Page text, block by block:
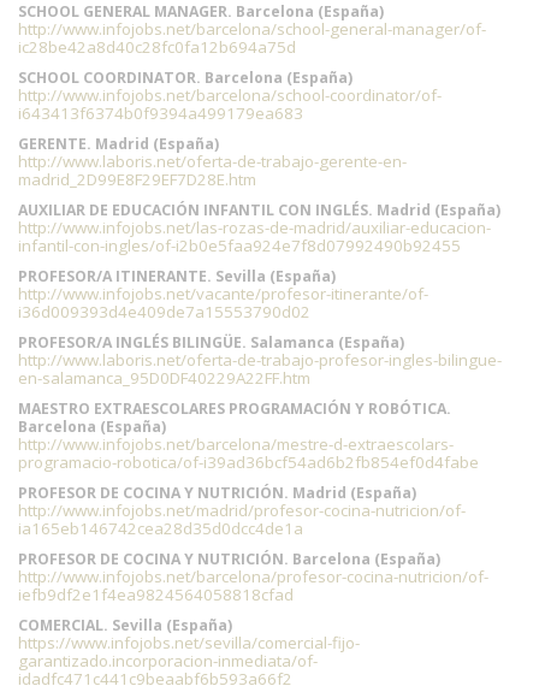
SCHOOL GENERAL MANAGER. Barcelona (España)
http://www.infojobs.net/barcelona/school-general-manager/of-
ic28be42a8d40c28fc0fa12b694a75d
SCHOOL COORDINATOR. Barcelona (España)
http://www.infojobs.net/barcelona/school-coordinator/of-
i643413f6374b0f9394a499179ea683
GERENTE. Madrid (España)
http://www.laboris.net/oferta-de-trabajo-gerente-en-
madrid_2D99E8F29EF7D28E.htm
AUXILIAR DE EDUCACIÓN INFANTIL CON INGLÉS. Madrid (España)
http://www.infojobs.net/las-rozas-de-madrid/auxiliar-educacion-
infantil-con-ingles/of-i2b0e5faa924e7f8d07992490b92455
PROFESOR/A ITINERANTE. Sevilla (España)
http://www.infojobs.net/vacante/profesor-itinerante/of-
i36d009393d4e409de7a15553790d02
PROFESOR/A INGLÉS BILINGÜE. Salamanca (España)
http://www.laboris.net/oferta-de-trabajo-profesor-ingles-bilingue-
en-salamanca_95D0DF40229A22FF.htm
MAESTRO EXTRAESCOLARES PROGRAMACIÓN Y ROBÓTICA.
Barcelona (España)
http://www.infojobs.net/barcelona/mestre-d-extraescolars-
programacio-robotica/of-i39ad36bcf54ad6b2fb854ef0d4fabe
PROFESOR DE COCINA Y NUTRICIÓN. Madrid (España)
http://www.infojobs.net/madrid/profesor-cocina-nutricion/of-
ia165eb146742cea28d35d0dcc4de1a
PROFESOR DE COCINA Y NUTRICIÓN. Barcelona (España)
http://www.infojobs.net/barcelona/profesor-cocina-nutricion/of-
iefb9df2e1f4ea9824564058818cfad
COMERCIAL. Sevilla (España)
https://www.infojobs.net/sevilla/comercial-fijo-
garantizado.incorporacion-inmediata/of-
idadfc471c441c9beaabf6b593a66f2